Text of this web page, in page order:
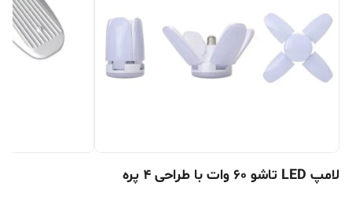
لامپ LED تاشو 60 وات با طراحی 4 پره